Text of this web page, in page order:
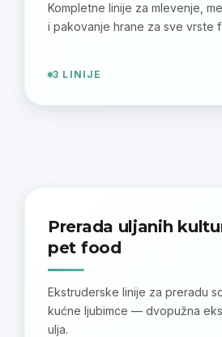
Kompletne linije za mlevenje,
i pakovanje hrane za sve vrste
3 LINIJE
Prerada uljanih
pet food
Ekstruderske linije za preradu
kućne ljubimce — dvopužna
ulja.